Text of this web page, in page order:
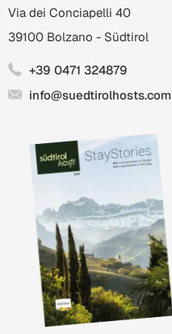
Via dei Conciapelli 40
39100 Bolzano - Südtirol
+39 0471 324879
info@suedtirolhosts.com